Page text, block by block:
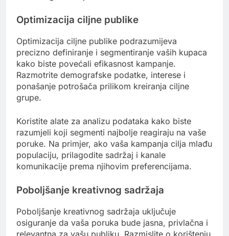
Optimizacija ciljne publike
Optimizacija ciljne publike podrazumijeva
precizno definiranje i segmentiranje vaših kupaca
kako biste povećali efikasnost kampanje.
Razmotrite demografske podatke, interese i
ponašanje potrošača prilikom kreiranja ciljne
grupe.
Koristite alate za analizu podataka kako biste
razumjeli koji segmenti najbolje reagiraju na vaše
poruke. Na primjer, ako vaša kampanja cilja mlađu
populaciju, prilagodite sadržaj i kanale
komunikacije prema njihovim preferencijama.
Poboljšanje kreativnog sadržaja
Poboljšanje kreativnog sadržaja uključuje
osiguranje da vaša poruka bude jasna, privlačna i
relevantna za vašu publiku. Razmislite o korištenju